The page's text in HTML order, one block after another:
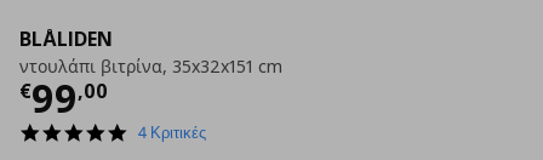
BLÅLIDEN
ντουλάπι βιτρίνα, 35x32x151 cm
€99,00
Τρέχουσα τιμή
5.0
4 Κριτικές